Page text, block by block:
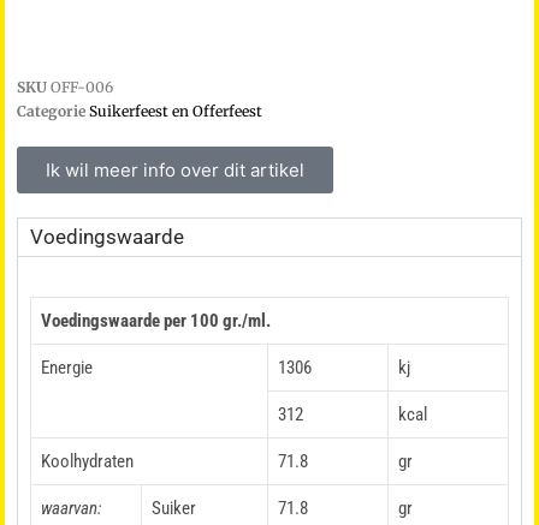
SKU OFF-006
Categorie Suikerfeest en Offerfeest
Ik wil meer info over dit artikel
Voedingswaarde
Voedingswaarde per 100 gr./ml.
Energie 1306 kj
312 kcal
Koolhydraten 71.8 gr
waarvan: Suiker 71.8 gr